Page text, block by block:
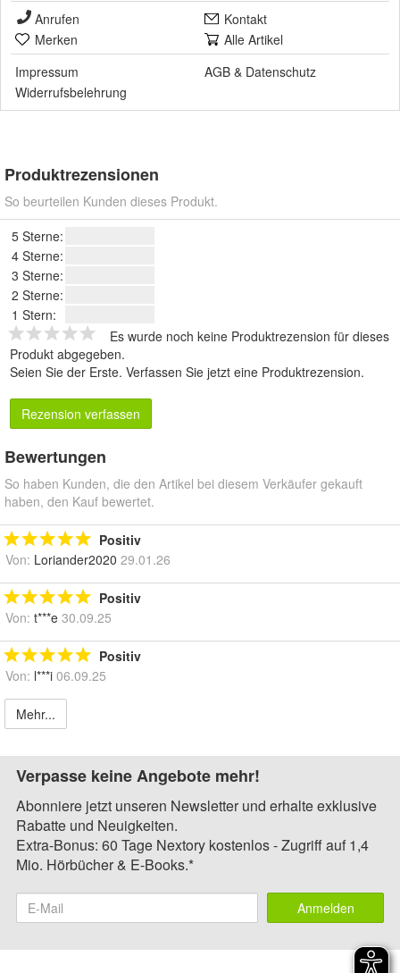
Anrufen
Kontakt
Merken
Alle Artikel
Impressum
AGB & Datenschutz
Widerrufsbelehrung
Produktrezensionen
So beurteilen Kunden dieses Produkt.
5 Sterne:
4 Sterne:
3 Sterne:
2 Sterne:
1 Stern:
Es wurde noch keine Produktrezension für dieses
Produkt abgegeben.
Seien Sie der Erste. Verfassen Sie jetzt eine Produktrezension.
Rezension verfassen
Bewertungen
So haben Kunden, die den Artikel bei diesem Verkäufer gekauft
haben, den Kauf bewertet.
Positiv
Von: Loriander2020 29.01.26
Positiv
Von: t***e 30.09.25
Positiv
Von: l***i 06.09.25
Mehr...
Verpasse keine Angebote mehr!
Abonniere jetzt unseren Newsletter und erhalte exklusive
Rabatte und Neuigkeiten.
Extra-Bonus: 60 Tage Nextory kostenlos - Zugriff auf 1,4
Mio. Hörbücher & E-Books.*
Anmelden